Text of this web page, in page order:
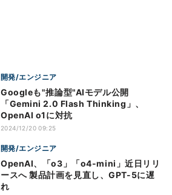
開発/エンジニア
Googleも"推論型"AIモデル公開
「Gemini 2.0 Flash Thinking」、
OpenAI o1に対抗
2024/12/20 09:25
開発/エンジニア
OpenAI、「o3」「o4-mini」近日リリ
ースへ 製品計画を見直し、GPT-5に遅
れ